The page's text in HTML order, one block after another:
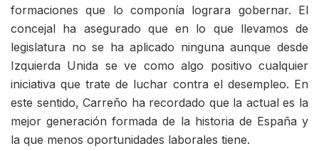
formaciones que lo componía lograra gobernar. El
concejal ha asegurado que en lo que llevamos de
legislatura no se ha aplicado ninguna aunque desde
Izquierda Unida se ve como algo positivo cualquier
iniciativa que trate de luchar contra el desempleo. En
este sentido, Carreño ha recordado que la actual es la
mejor generación formada de la historia de España y
la que menos oportunidades laborales tiene.